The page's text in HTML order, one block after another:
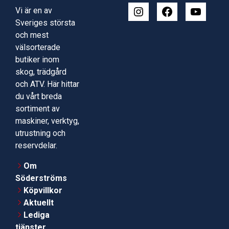
Vi är en av
Sveriges största
och mest
välsorterade
butiker inom
skog, trädgård
och ATV. Här hittar
du vårt breda
sortiment av
maskiner, verktyg,
utrustning och
reservdelar.
Om
Söderströms
Köpvillkor
Aktuellt
Lediga
tjänster